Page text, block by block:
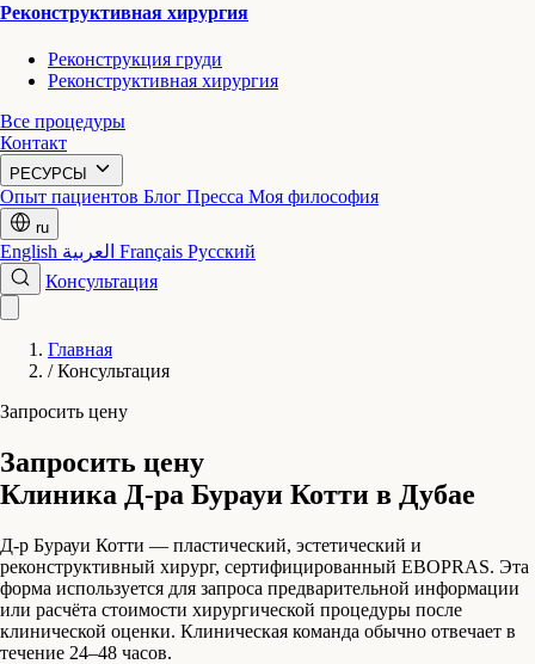
Реконструктивная хирургия
Реконструкция груди
Реконструктивная хирургия
Все процедуры
Контакт
РЕСУРСЫ
Опыт пациентов Блог Пресса Моя философия
ru
English Français Русский
Консультация
Главная
/ Консультация
Запросить цену
Запросить цену
Клиника Д-ра Бурауи Котти в Дубае
Д-р Бурауи Котти — пластический, эстетический и
реконструктивный хирург, сертифицированный EBOPRAS. Эта
форма используется для запроса предварительной информации
или расчёта стоимости хирургической процедуры после
клинической оценки. Клиническая команда обычно отвечает в
течение 24–48 часов.